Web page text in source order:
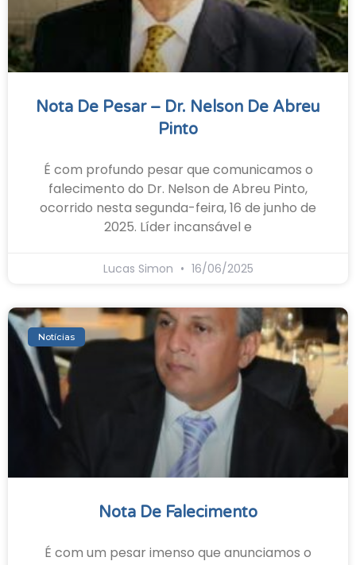
Nota De Pesar – Dr. Nelson De Abreu
Pinto
É com profundo pesar que comunicamos o
falecimento do Dr. Nelson de Abreu Pinto,
ocorrido nesta segunda-feira, 16 de junho de
2025. Líder incansável e
Lucas Simon 16/06/2025
Notícias
Nota De Falecimento
É com um pesar imenso que anunciamos o